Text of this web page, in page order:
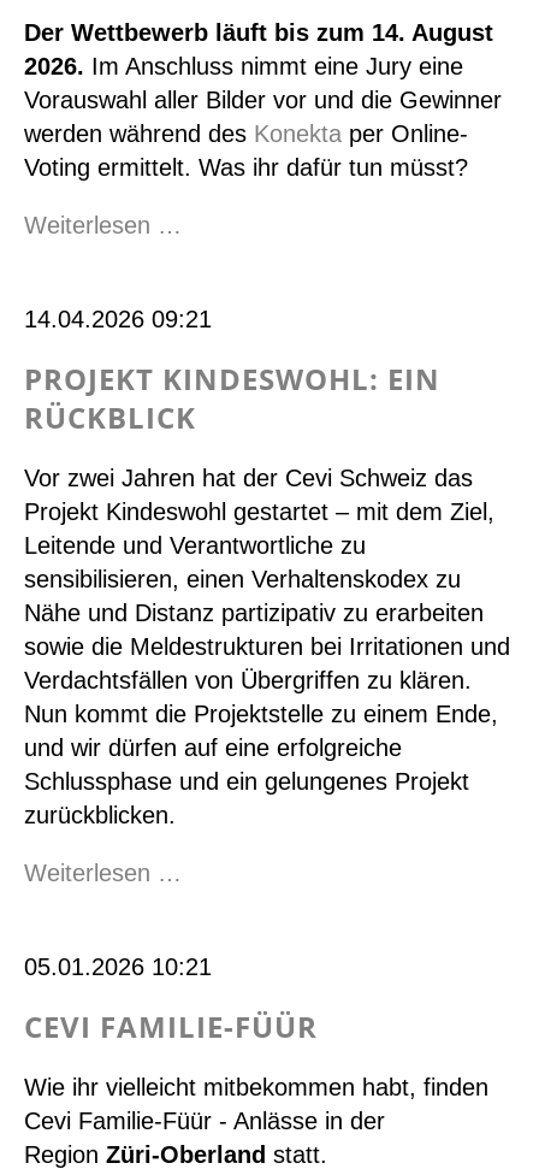
Der Wettbewerb läuft bis zum 14. August
2026. Im Anschluss nimmt eine Jury eine
Vorauswahl aller Bilder vor und die Gewinner
werden während des Konekta per Online-
Voting ermittelt. Was ihr dafür tun müsst?
Weiterlesen …
14.04.2026 09:21
PROJEKT KINDESWOHL: EIN
RÜCKBLICK
Vor zwei Jahren hat der Cevi Schweiz das
Projekt Kindeswohl gestartet – mit dem Ziel,
Leitende und Verantwortliche zu
sensibilisieren, einen Verhaltenskodex zu
Nähe und Distanz partizipativ zu erarbeiten
sowie die Meldestrukturen bei Irritationen und
Verdachtsfällen von Übergriffen zu klären.
Nun kommt die Projektstelle zu einem Ende,
und wir dürfen auf eine erfolgreiche
Schlussphase und ein gelungenes Projekt
zurückblicken.
Weiterlesen …
Rückblick
05.01.2026 10:21
CEVI FAMILIE-FÜÜR
Wie ihr vielleicht mitbekommen habt, finden
Cevi Familie-Füür - Anlässe in der
Region Züri-Oberland statt.